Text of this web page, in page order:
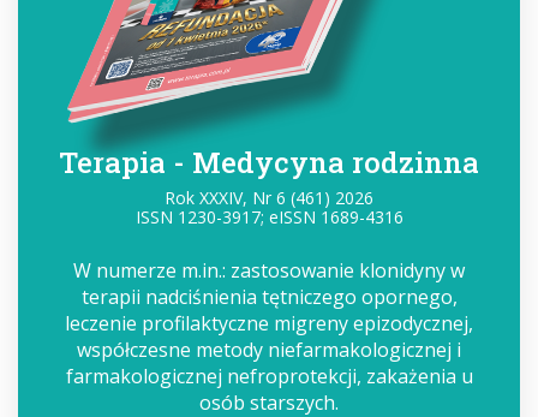
Terapia - Medycyna rodzinna
Rok XXXIV, Nr 6 (461) 2026
ISSN 1230-3917; eISSN 1689-4316
W numerze m.in.: zastosowanie klonidyny w
terapii nadciśnienia tętniczego opornego,
leczenie profilaktyczne migreny epizodycznej,
współczesne metody niefarmakologicznej i
farmakologicznej nefroprotekcji, zakażenia u
osób starszych.